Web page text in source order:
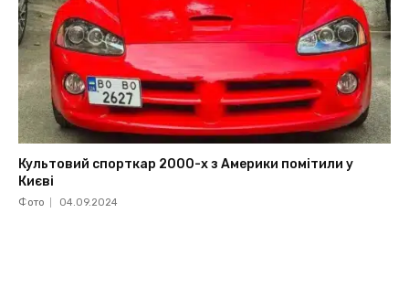
Культовий спорткар 2000-х з Америки помітили у
Києві
Фото 04.09.2024